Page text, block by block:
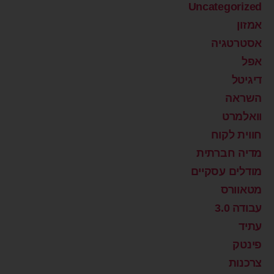
Uncategorized
אמזון
אסטרטגיה
אפל
דיגיטל
השראה
וואלמרט
חווית לקוח
מדיה חברתית
מודלים עסקיים
מטאוורס
עבודה 3.0
עתיד
פינטק
צרכנות